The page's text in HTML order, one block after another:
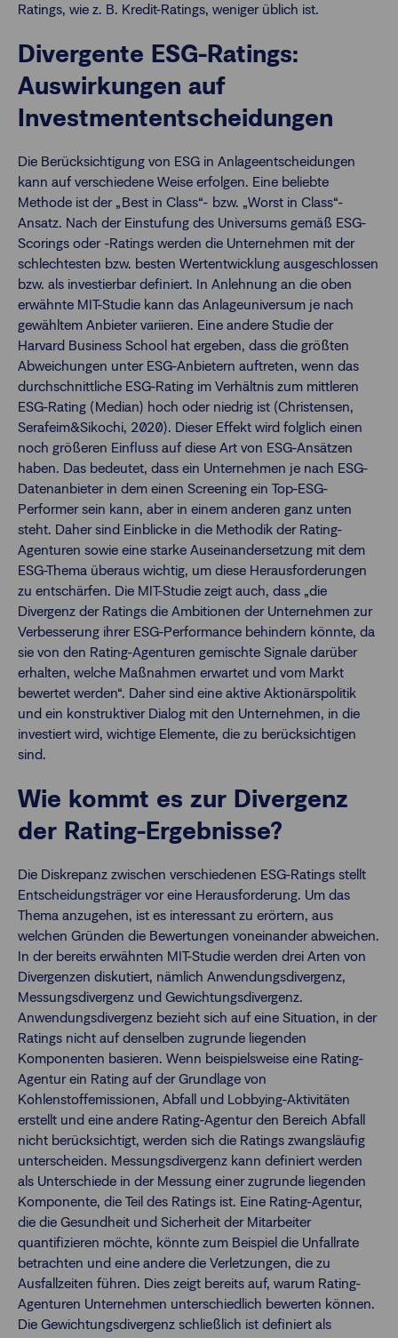
Ratings, wie z. B. Kredit-Ratings, weniger üblich ist.
Divergente ESG-Ratings:
Auswirkungen auf
Investmententscheidungen
Die Berücksichtigung von ESG in Anlageentscheidungen
kann auf verschiedene Weise erfolgen. Eine beliebte
Methode ist der „Best in Class“- bzw. „Worst in Class“-
Ansatz. Nach der Einstufung des Universums gemäß ESG-
Scorings oder -Ratings werden die Unternehmen mit der
schlechtesten bzw. besten Wertentwicklung ausgeschlossen
bzw. als investierbar definiert. In Anlehnung an die oben
erwähnte MIT-Studie kann das Anlageuniversum je nach
gewähltem Anbieter variieren. Eine andere Studie der
Harvard Business School hat ergeben, dass die größten
Abweichungen unter ESG-Anbietern auftreten, wenn das
durchschnittliche ESG-Rating im Verhältnis zum mittleren
ESG-Rating (Median) hoch oder niedrig ist (Christensen,
Serafeim&Sikochi, 2020). Dieser Effekt wird folglich einen
noch größeren Einfluss auf diese Art von ESG-Ansätzen
haben. Das bedeutet, dass ein Unternehmen je nach ESG-
Datenanbieter in dem einen Screening ein Top-ESG-
Performer sein kann, aber in einem anderen ganz unten
steht. Daher sind Einblicke in die Methodik der Rating-
Agenturen sowie eine starke Auseinandersetzung mit dem
ESG-Thema überaus wichtig, um diese Herausforderungen
zu entschärfen. Die MIT-Studie zeigt auch, dass „die
Divergenz der Ratings die Ambitionen der Unternehmen zur
Verbesserung ihrer ESG-Performance behindern könnte, da
sie von den Rating-Agenturen gemischte Signale darüber
erhalten, welche Maßnahmen erwartet und vom Markt
bewertet werden“. Daher sind eine aktive Aktionärspolitik
und ein konstruktiver Dialog mit den Unternehmen, in die
investiert wird, wichtige Elemente, die zu berücksichtigen
sind.
Wie kommt es zur Divergenz
der Rating-Ergebnisse?
Die Diskrepanz zwischen verschiedenen ESG-Ratings stellt
Entscheidungsträger vor eine Herausforderung. Um das
Thema anzugehen, ist es interessant zu erörtern, aus
welchen Gründen die Bewertungen voneinander abweichen.
In der bereits erwähnten MIT-Studie werden drei Arten von
Divergenzen diskutiert, nämlich Anwendungsdivergenz,
Messungsdivergenz und Gewichtungsdivergenz.
Anwendungsdivergenz bezieht sich auf eine Situation, in der
Ratings nicht auf denselben zugrunde liegenden
Komponenten basieren. Wenn beispielsweise eine Rating-
Agentur ein Rating auf der Grundlage von
Kohlenstoffemissionen, Abfall und Lobbying-Aktivitäten
erstellt und eine andere Rating-Agentur den Bereich Abfall
nicht berücksichtigt, werden sich die Ratings zwangsläufig
unterscheiden. Messungsdivergenz kann definiert werden
als Unterschiede in der Messung einer zugrunde liegenden
Komponente, die Teil des Ratings ist. Eine Rating-Agentur,
die die Gesundheit und Sicherheit der Mitarbeiter
quantifizieren möchte, könnte zum Beispiel die Unfallrate
betrachten und eine andere die Verletzungen, die zu
Ausfallzeiten führen. Dies zeigt bereits auf, warum Rating-
Agenturen Unternehmen unterschiedlich bewerten können.
Die Gewichtungsdivergenz schließlich ist definiert als